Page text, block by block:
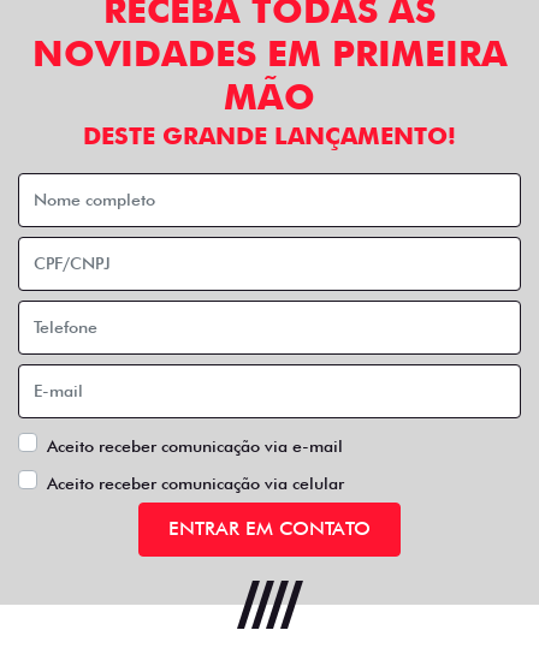
RECEBA TODAS AS
NOVIDADES EM PRIMEIRA
MÃO
DESTE GRANDE LANÇAMENTO!
Aceito receber comunicação via e-mail
Aceito receber comunicação via celular
ENTRAR EM CONTATO